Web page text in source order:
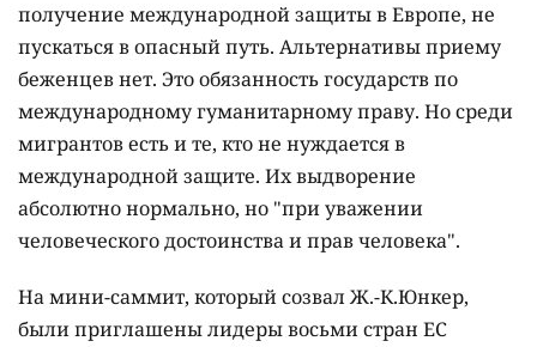
получение международной защиты в Европе, не
пускаться в опасный путь. Альтернативы приему
беженцев нет. Это обязанность государств по
международному гуманитарному праву. Но среди
мигрантов есть и те, кто не нуждается в
международной защите. Их выдворение
абсолютно нормально, но "при уважении
человеческого достоинства и прав человека".
На мини-саммит, который созвал Ж.-К.Юнкер,
были приглашены лидеры восьми стран ЕС